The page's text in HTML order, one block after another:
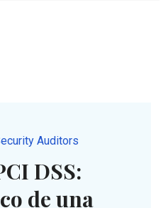
Auditors
DSS:
de una